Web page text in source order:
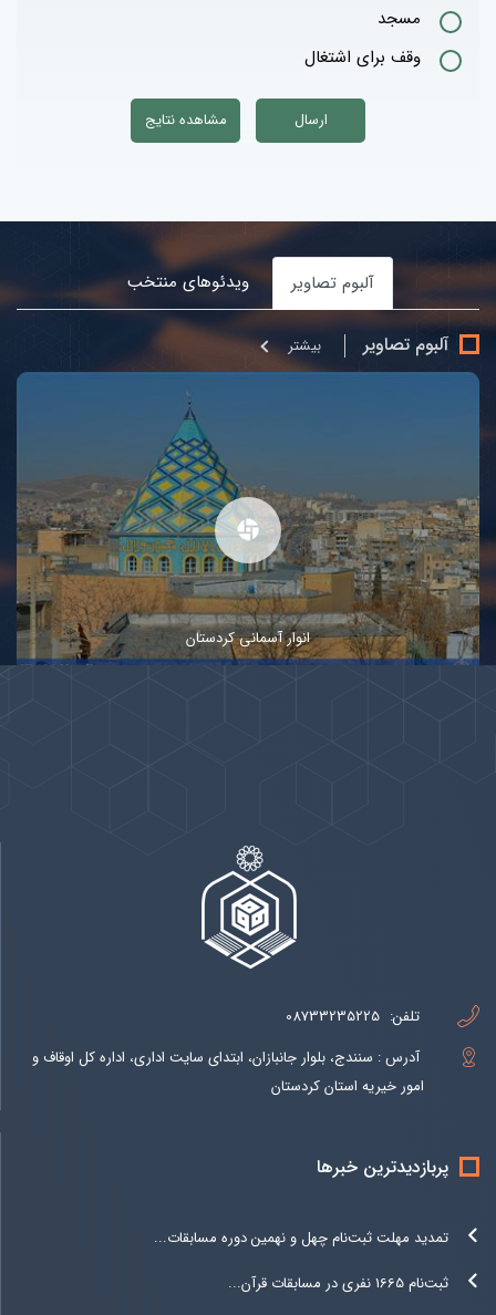
مسجد
وقف برای اشتغال
آلبوم تصاویر ویدئوهای منتخب
آلبوم تصاویر بيشتر
انوار آسمانی کردستان
تلفن: 08733235225
آدرس : سنندج، بلوار جانبازان، ابتدای سایت اداری، اداره کل اوقاف و
امور خیریه استان کردستان
پربازدیدترین خبرها
تمدید مهلت ثبت‌نام چهل و نهمین دوره مسابقات...
ثبت‌نام 1665 نفری در مسابقات قرآن...